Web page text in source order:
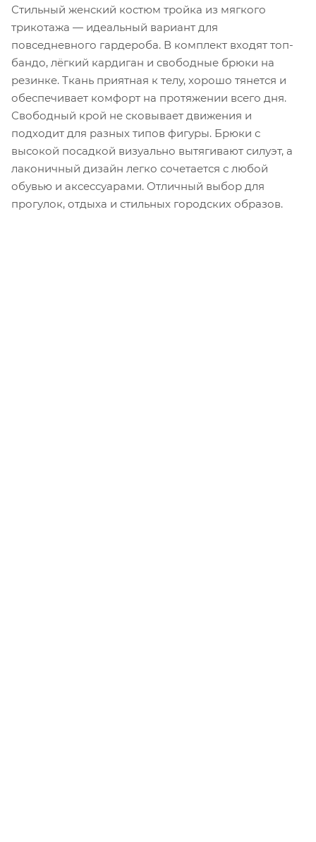
Стильный женский костюм тройка из мягкого
трикотажа — идеальный вариант для
повседневного гардероба. В комплект входят топ-
бандо, лёгкий кардиган и свободные брюки на
резинке. Ткань приятная к телу, хорошо тянется и
обеспечивает комфорт на протяжении всего дня.
Свободный крой не сковывает движения и
подходит для разных типов фигуры. Брюки с
высокой посадкой визуально вытягивают силуэт, а
лаконичный дизайн легко сочетается с любой
обувью и аксессуарами. Отличный выбор для
прогулок, отдыха и стильных городских образов.